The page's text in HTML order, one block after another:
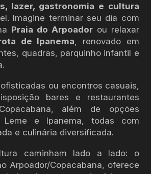
lazer, gastronomia e cultura
Imagine terminar seu dia com
Praia do Arpoadorou relaxar
de Ipanema , renovado em
quadras, parquinho infantil e
ou encontros casuais,
bares e restaurantes
além de opções
Leme e Ipanema, todas com
e culinária diversificada.
caminham lado a lado: o
Arpoador/Copacabana, oferece